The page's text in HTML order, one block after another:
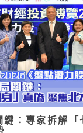
鍵：專家拆解「